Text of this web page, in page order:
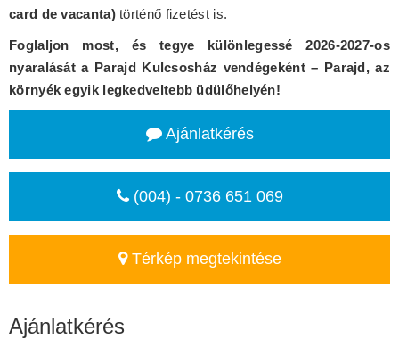
card de vacanta)történő fizetést is.
Foglaljon most, és tegye különlegessé 2026-2027-os
nyaralását a Parajd Kulcsosház vendégeként – Parajd, az
környék egyik legkedveltebb üdülőhelyén!
Ajánlatkérés
(004) - 0736 651 069
Térkép megtekintése
Ajánlatkérés